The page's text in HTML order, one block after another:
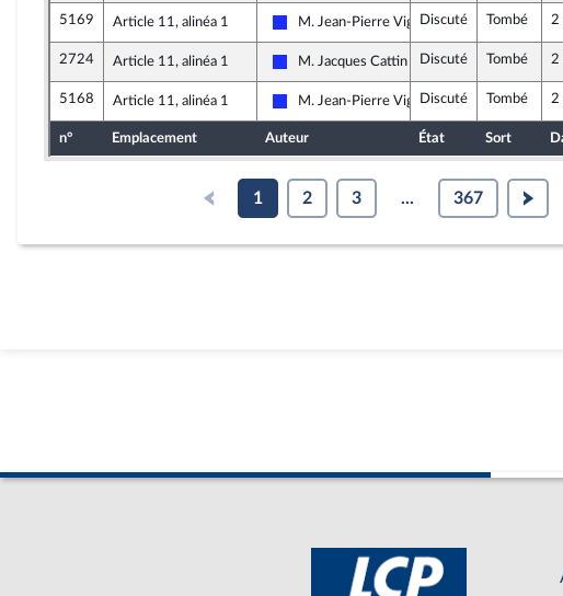
5169 Article 11, alinéa 1
Les Républicains
M. Jean-Pierre VigierDiscuté Tombé 2
2724 Article 11, alinéa 1
Les Républicains
M. Jacques Cattin Discuté Tombé 2
5168 Article 11, alinéa 1
Les Républicains
M. Jean-Pierre VigierDiscuté Tombé 2
n° Emplacement Auteur État Sort
1 2 3 ... 367